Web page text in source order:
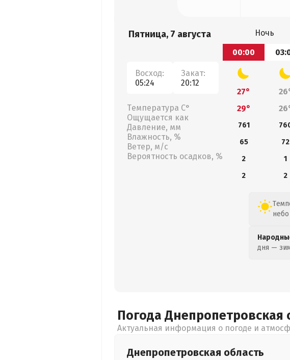
Пятница, 7 августа
Восход:
05:24
Закат:
20:12
Температура С°
Ощущается как
Давление, мм
Влажность, %
Ветер, м/с
Вероятность осадков, %
Ночь
00:00
27°
29°
761
65
72
2
1
2
2
дня —
Погода Днепропетровская
Актуальная информация о погоде и
Днепропетровская область